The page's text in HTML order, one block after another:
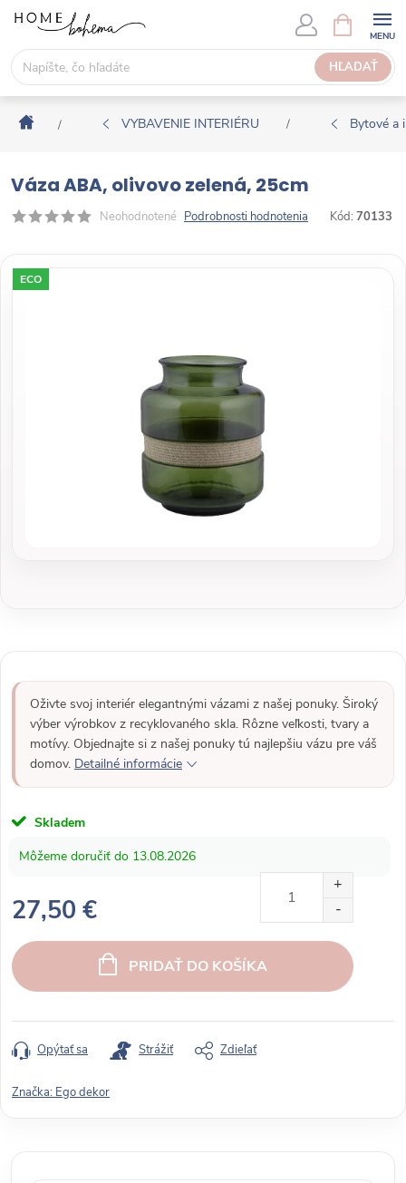
s
HĽADAŤ
Á
K
U
P
N
Í
Domov
/ VYBAVENIE INTERIÉRU / Bytové a
Váza ABA, olivovo zelená, 25cm
Neohodnotené Podrobnosti hodnotenia Kód: 70133
ECO
Oživte svoj interiér elegantnými vázami z našej ponuky. Široký
výber výrobkov z recyklovaného skla. Rôzne veľkosti, tvary a
motívy. Objednajte si z našej ponuky tú najlepšiu vázu pre váš
domov. Detailné informácie
Skladem
13.08.2026
27,50 €
e
d
o
t
o
PRIDAŤ DO KOŠÍKA
Opýtať sa Strážiť Zdieľať
Značka: Ego dekor